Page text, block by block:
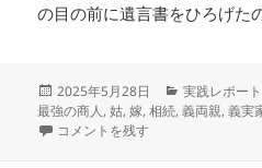
の目の前に遺言書をひろげた
投
稿
日:
2025年5月28日
カ
テ
実践レポート
最強の商人,姑,嫁,相続,義両親,義実
地上最強の商人（オグマンディー
コメントを残す